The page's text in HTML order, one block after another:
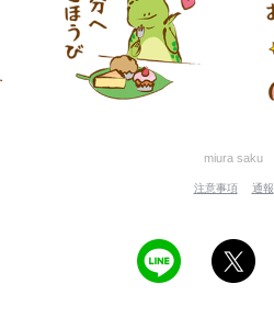
miura saku
注意事項 通報